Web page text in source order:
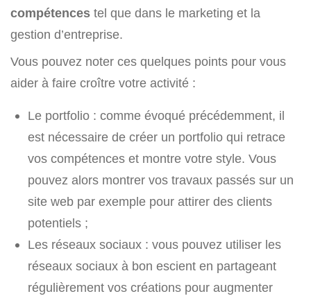
compétences tel que dans le marketing et la
gestion d’entreprise.
Vous pouvez noter ces quelques points pour vous
aider à faire croître votre activité :
Le portfolio : comme évoqué précédemment, il
est nécessaire de créer un portfolio qui retrace
vos compétences et montre votre style. Vous
pouvez alors montrer vos travaux passés sur un
site web par exemple pour attirer des clients
potentiels ;
Les réseaux sociaux : vous pouvez utiliser les
réseaux sociaux à bon escient en partageant
régulièrement vos créations pour augmenter